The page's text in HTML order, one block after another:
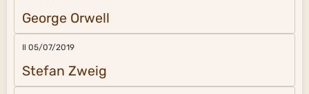
George Orwell
Il 05/07/2019
Stefan Zweig